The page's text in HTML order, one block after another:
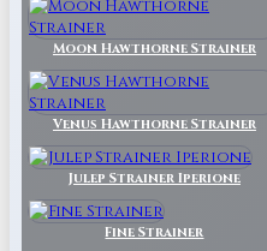
Moon Hawthorne Strainer
Venus Hawthorne Strainer
Julep Strainer Iperione
Fine Strainer